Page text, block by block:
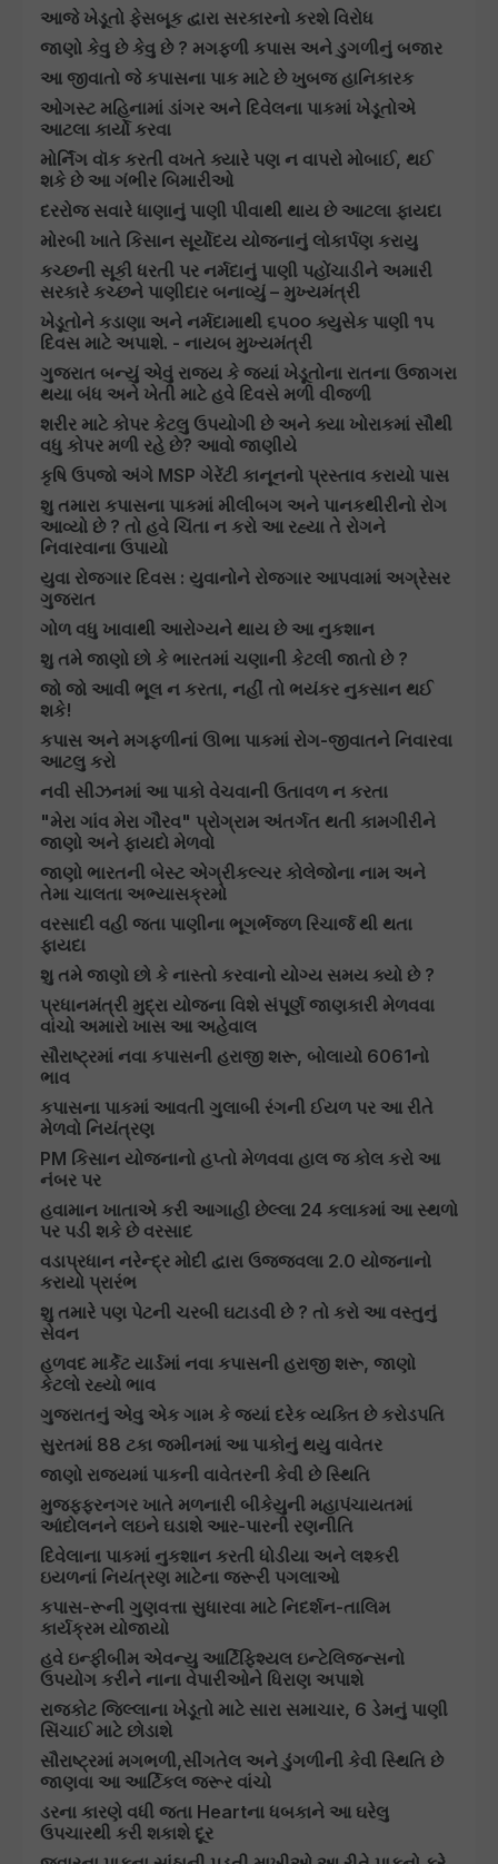
આજે ખેડૂતો ફેસબૂક દ્વારા સરકારનો કરશે વિરોધ
જાણો કેવુ છે કેવુ છે ? મગફળી કપાસ અને ડુગળીનું બજાર
આ જીવાતો જે કપાસના પાક માટે છે ખુબજ હાનિકારક
ઓગસ્ટ મહિનામાં ડાંગર અને દિવેલના પાકમાં ખેડૂતોએ
આટલા કાર્યો કરવા
મોર્નિંગ વૉક કરતી વખતે ક્યારે પણ ન વાપરો મોબાઈ, થઈ
શકે છે આ ગંભીર બિમારીઓ
દરરોજ સવારે ધાણાનું પાણી પીવાથી થાય છે આટલા ફાયદા
મોરબી ખાતે કિસાન સૂર્યોદય યોજનાનું લોકાર્પણ કરાયુ
કચ્છની સૂકી ધરતી પર નર્મદાનું પાણી પહોંચાડીને અમારી
સરકારે કચ્છને પાણીદાર બનાવ્યું – મુખ્યમંત્રી
ખેડૂતોને કડાણા અને નર્મદામાથી ૬૫૦૦ ક્યુસેક પાણી ૧૫
દિવસ માટે અપાશે. - નાયબ મુખ્યમંત્રી
ગુજરાત બન્યું એવું રાજ્ય કે જ્યાં ખેડૂતોના રાતના ઉજાગરા
થયા બંધ અને ખેતી માટે હવે દિવસે મળી વીજળી
શરીર માટે કોપર કેટલુ ઉપયોગી છે અને ક્યા ખોરાકમાં સૌથી
વધુ કોપર મળી રહે છે? આવો જાણીયે
કૃષિ ઉપજો અંગે MSP ગેરેંટી કાનૂનનો પ્રસ્તાવ કરાયો પાસ
શુ તમારા કપાસના પાકમાં મીલીબગ અને પાનકથીરીનો રોગ
આવ્યો છે ? તો હવે ચિંતા ન કરો આ રહ્યા તે રોગને
નિવારવાના ઉપાયો
યુવા રોજગાર દિવસ : યુવાનોને રોજગાર આપવામાં અગ્રેસર
ગુજરાત
ગોળ વધુ ખાવાથી આરોગ્યને થાય છે આ નુકશાન
શુ તમે જાણો છો કે ભારતમાં ચણાની કેટલી જાતો છે ?
જો જો આવી ભૂલ ન કરતા, નહીં તો ભયંકર નુકસાન થઈ
શકે!
કપાસ અને મગફળીનાં ઊભા પાકમાં રોગ-જીવાતને નિવારવા
આટલુ કરો
નવી સીઝનમાં આ પાકો વેચવાની ઉતાવળ ન કરતા
"મેરા ગાંવ મેરા ગૌરવ" પ્રોગ્રામ અંતર્ગત થતી કામગીરીને
જાણો અને ફાયદો મેળવો
જાણો ભારતની બેસ્ટ એગ્રીકલ્ચર કોલેજોના નામ અને
તેમા ચાલતા અભ્યાસક્રમો
વરસાદી વહી જતા પાણીના ભૂગર્ભજળ રિચાર્જ થી થતા
ફાયદા
શુ તમે જાણો છો કે નાસ્તો કરવાનો યોગ્ય સમય ક્યો છે ?
પ્રધાનમંત્રી મુદ્રા યોજના વિશે સંપૂર્ણ જાણકારી મેળવવા
વાંચો અમારો ખાસ આ અહેવાલ
સૌરાષ્ટ્રમાં નવા કપાસની હરાજી શરૂ, બોલાયો 6061નો
ભાવ
કપાસના પાકમાં આવતી ગુલાબી રંગની ઈયળ પર આ રીતે
મેળવો નિયંત્રણ
PM કિસાન યોજનાનો હપ્તો મેળવવા હાલ જ કોલ કરો આ
નંબર પર
હવામાન ખાતાએ કરી આગાહી છેલ્લા 24 કલાકમાં આ સ્થળો
પર પડી શકે છે વરસાદ
વડાપ્રધાન નરેન્દ્ર મોદી દ્વારા ઉજ્જવલા 2.0 યોજનાનો
કરાયો પ્રારંભ
શુ તમારે પણ પેટની ચરબી ઘટાડવી છે ? તો કરો આ વસ્તુનું
સેવન
હળવદ માર્કેટ યાર્ડમાં નવા કપાસની હરાજી શરૂ, જાણો
કેટલો રહ્યો ભાવ
ગુજરાતનું એવુ એક ગામ કે જ્યાં દરેક વ્યક્તિ છે કરોડપતિ
સુરતમાં 88 ટકા જમીનમાં આ પાકોનું થયુ વાવેતર
જાણો રાજ્યમાં પાકની વાવેતરની કેવી છે સ્થિતિ
મુજફ્ફરનગર ખાતે મળનારી બીકેયુની મહાપંચાયતમાં
આંદોલનને લઇને ઘડાશે આર-પારની રણનીતિ
દિવેલાના પાકમાં નુકશાન કરતી ધોડીયા અને લશ્કરી
ઇયળનાં નિયંત્રણ માટેના જરૂરી પગલાઓ
કપાસ-રૂની ગુણવત્તા સુધારવા માટે નિદર્શન-તાલિમ
કાર્યક્રમ યોજાયો
હવે ઇન્ફીબીમ એવન્યુ આર્ટિફિશ્યલ ઇન્ટેલિજન્સનો
ઉપયોગ કરીને નાના વેપારીઓને ધિરાણ અપાશે
રાજકોટ જિલ્લાના ખેડૂતો માટે સારા સમાચાર, 6 ડેમનું પાણી
સિંચાઈ માટે છોડાશે
સૌરાષ્ટ્રમાં મગભળી,સીંગતેલ અને ડુંગળીની કેવી સ્થિતિ છે
જાણવા આ આર્ટિકલ જરૂર વાંચો
ડરના કારણે વધી જતા Heartના ધબકાને આ ઘરેલુ
ઉપચારથી કરી શકાશે દૂર